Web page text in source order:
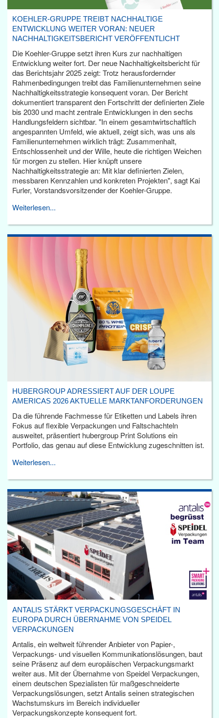
KOEHLER-GRUPPE TREIBT NACHHALTIGE
ENTWICKLUNG WEITER VORAN: NEUER
NACHHALTIGKEITSBERICHT VERÖFFENTLICHT
Die Koehler-Gruppe setzt ihren Kurs zur nachhaltigen
Entwicklung weiter fort. Der neue Nachhaltigkeitsbericht für
das Berichtsjahr 2025 zeigt: Trotz herausfordernder
Rahmenbedingungen treibt das Familienunternehmen seine
Nachhaltigkeitsstrategie konsequent voran. Der Bericht
dokumentiert transparent den Fortschritt der definierten Ziele
bis 2030 und macht zentrale Entwicklungen in den sechs
Handlungsfeldern sichtbar. "In einem gesamtwirtschaftlich
angespannten Umfeld, wie aktuell, zeigt sich, was uns als
Familienunternehmen wirklich trägt: Zusammenhalt,
Entschlossenheit und der Wille, heute die richtigen Weichen
für morgen zu stellen. Hier knüpft unsere
Nachhaltigkeitsstrategie an: Mit klar definierten Zielen,
messbaren Kennzahlen und konkreten Projekten", sagt Kai
Furler, Vorstandsvorsitzender der Koehler-Gruppe.
Weiterlesen...
HUBERGROUP ADRESSIERT AUF DER LOUPE
AMERICAS 2026 AKTUELLE MARKTANFORDERUNGEN
Da die führende Fachmesse für Etiketten und Labels ihren
Fokus auf flexible Verpackungen und Faltschachteln
ausweitet, präsentiert hubergroup Print Solutions ein
Portfolio, das genau auf diese Entwicklung zugeschnitten ist.
Weiterlesen...
ANTALIS STÄRKT VERPACKUNGSGESCHÄFT IN
EUROPA DURCH ÜBERNAHME VON SPEIDEL
VERPACKUNGEN
Antalis, ein weltweit führender Anbieter von Papier-,
Verpackungs- und visuellen Kommunikationslösungen, baut
seine Präsenz auf dem europäischen Verpackungsmarkt
weiter aus. Mit der Übernahme von Speidel Verpackungen,
einem deutschen Spezialisten für maßgeschneiderte
Verpackungslösungen, setzt Antalis seinen strategischen
Wachstumskurs im Bereich individueller
Verpackungskonzepte konsequent fort.